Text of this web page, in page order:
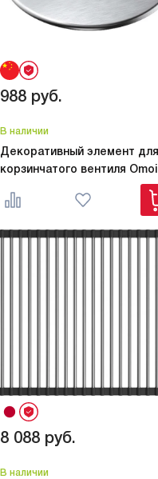
988 руб.
В наличии
Декоративный элемент для
корзинчатого вентиля
8 088 руб.
В наличии